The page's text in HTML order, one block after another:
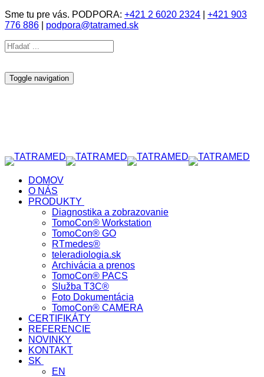
Sme tu pre vás. PODPORA: +421 2 6020 2324
+421 903
776 886
podpora@tatramed.sk
Toggle navigation
DOMOV
O NÁS
PRODUKTY
Diagnostika a zobrazovanie
TomoCon® Workstation
TomoCon® GO
RTmedes®
teleradiologia.sk
Archivácia a prenos
TomoCon® PACS
Služba T3C®
Foto Dokumentácia
TomoCon® CAMERA
CERTIFIKÁTY
REFERENCIE
NOVINKY
KONTAKT
SK
EN